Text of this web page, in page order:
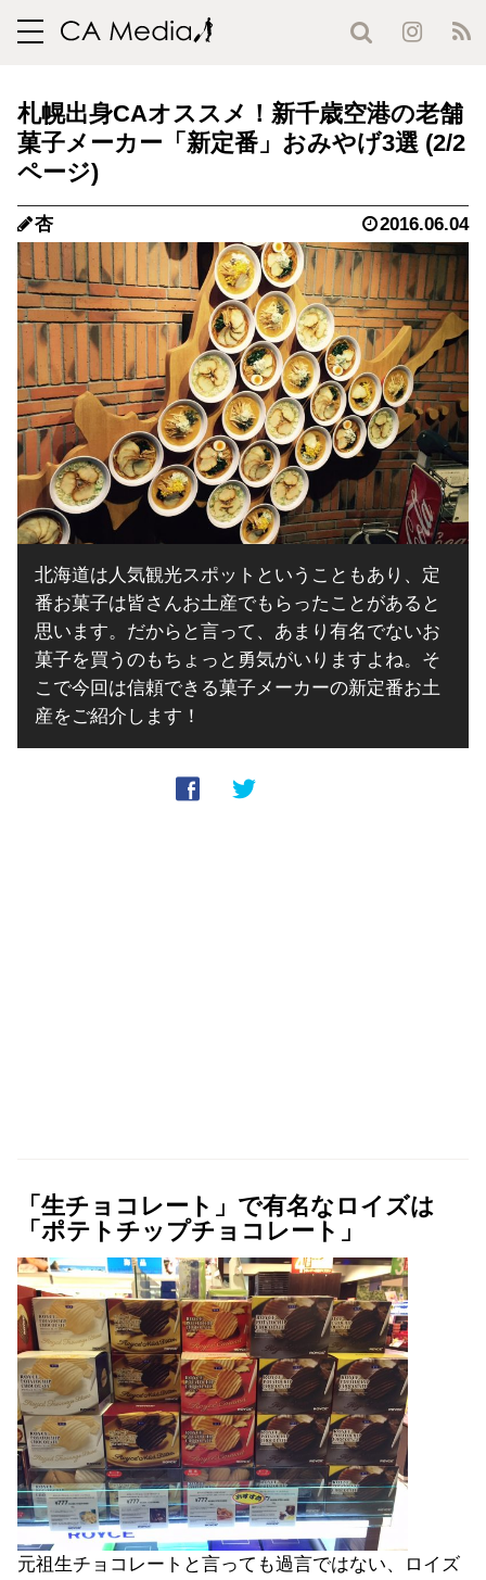
toggle
札幌出身CAオススメ！新千歳空港の老舗
菓子メーカー「新定番」おみやげ3選 (2/2
ページ)
杏 2016.06.04
北海道は人気観光スポットということもあり、定
番お菓子は皆さんお土産でもらったことがあると
思います。だからと言って、あまり有名でないお
菓子を買うのもちょっと勇気がいりますよね。そ
こで今回は信頼できる菓子メーカーの新定番お土
産をご紹介します！
「生チョコレート」で有名なロイズは
「ポテトチップチョコレート」
元祖生チョコレートと言っても過言ではない、ロイズ